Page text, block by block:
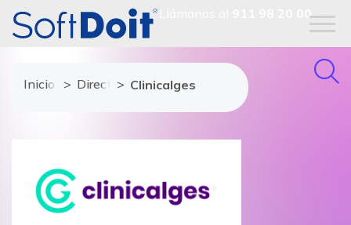
911 98 20 00
Inicio Directorio de proveedores
Clinicalges